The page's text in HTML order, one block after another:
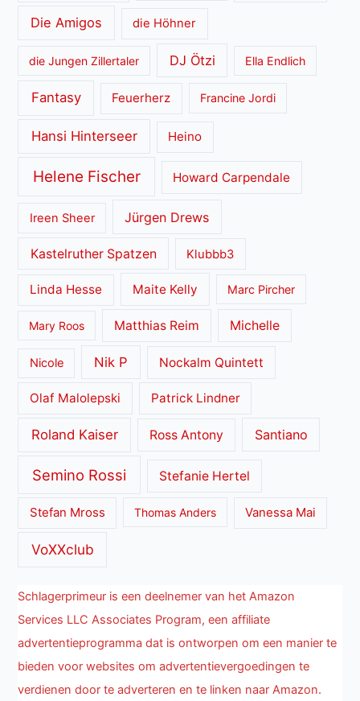
Die Amigos die Höhner
die Jungen Zillertaler DJ Ötzi Ella Endlich
Fantasy Feuerherz Francine Jordi
Hansi Hinterseer Heino
Helene Fischer Howard Carpendale
Ireen Sheer Jürgen Drews
Kastelruther Spatzen Klubbb3
Linda Hesse Maite Kelly Marc Pircher
Mary Roos Matthias Reim Michelle
Nicole Nik P Nockalm Quintett
Olaf Malolepski Patrick Lindner
Roland Kaiser Ross Antony Santiano
Semino Rossi Stefanie Hertel
Stefan Mross Thomas Anders Vanessa Mai
VoXXclub
Schlagerprimeur is een deelnemer van het Amazon
Services LLC Associates Program, een affiliate
advertentieprogramma dat is ontworpen om een manier te
bieden voor websites om advertentievergoedingen te
verdienen door te adverteren en te linken naar Amazon.